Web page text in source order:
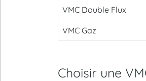
VMC Double Flux
VMC Gaz
Choisir une